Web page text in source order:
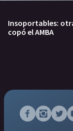
Insoportables:
copó el AMBA